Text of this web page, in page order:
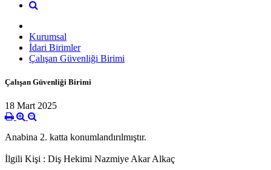
Kurumsal
İdari Birimler
Çalışan Güvenliği Birimi
Çalışan Güvenliği Birimi
18 Mart 2025
Anabina 2. katta konumlandırılmıştır.
İlgili Kişi : Diş Hekimi Nazmiye Akar Alkaç